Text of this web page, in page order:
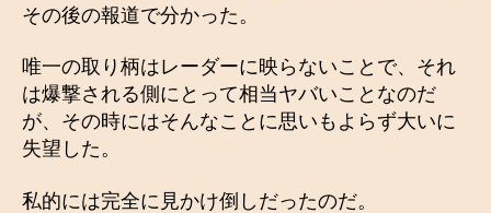
その後の報道で分かった。
唯一の取り柄はレーダーに映らないことで、それ
は爆撃される側にとって相当ヤバいことなのだ
が、その時にはそんなことに思いもよらず大いに
失望した。
私的には完全に見かけ倒しだったのだ。